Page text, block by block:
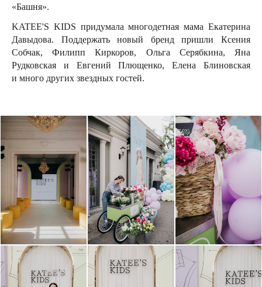
«Башня».
KATEE'S KIDS придумала многодетная мама Екатерина
Давыдова. Поддержать новый бренд пришли Ксения
Собчак, Филипп Киркоров, Ольга Серябкина, Яна
Рудковская и Евгений Плющенко, Елена Блиновская
и много других звездных гостей.